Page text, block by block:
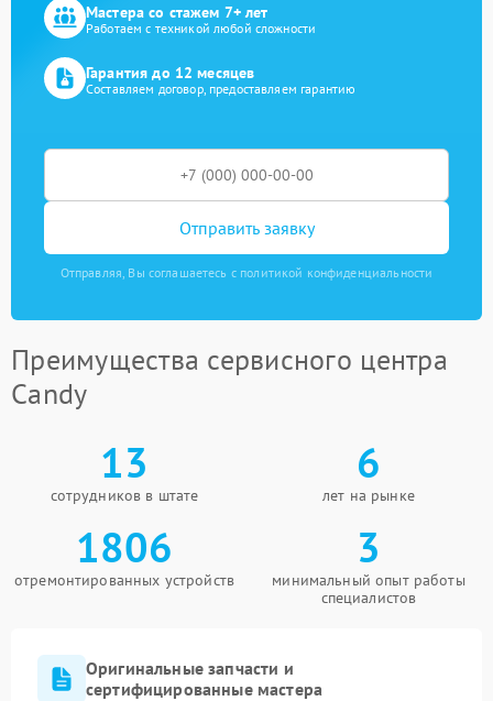
Мастера со стажем 7+ лет
Работаем с техникой любой сложности
Гарантия до 12 месяцев
Составляем договор, предоставляем гарантию
Отправить заявку
Отправляя, Вы соглашаетесь с политикой конфиденциальности
Преимущества сервисного центра
Candy
13
сотрудников в штате
6
лет на рынке
1806
отремонтированных устройств
3
минимальный опыт работы
специалистов
Оригинальные запчасти и
сертифицированные мастера